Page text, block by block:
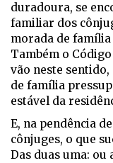
duradoura, se
familiar dos
morada de família
Também o
vão neste
de família
estável da
E, na pendência
cônjuges, o que
Das duas uma: ou